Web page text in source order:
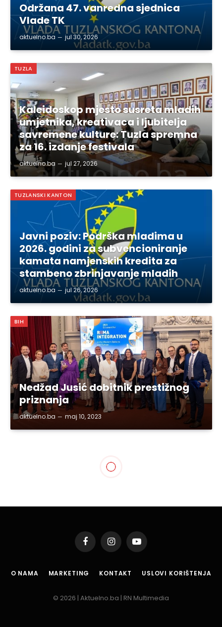
Održana 47. vanredna sjednica
Vlade TK
aktuelno.ba jul 30, 2026
TUZLA
Kaleidoskop mjesto susreta mladih
umjetnika, kreativaca i ljubitelja
savremene kulture: Tuzla spremna
za 16. izdanje festivala
aktuelno.ba jul 27, 2026
TUZLANSKI KANTON
Javni poziv: Podrška mladima u
2026. godini za subvencioniranje
kamata namjenskih kredita za
stambeno zbrinjavanje mladih
aktuelno.ba jul 26, 2026
BIH
Nedžad Jusić dobitnik prestižnog
priznanja
aktuelno.ba maj 10, 2023
UN rezidentna
koordinatorica u BiH
Spence u Tuzli odala
sastala se s
gradonačelnikom